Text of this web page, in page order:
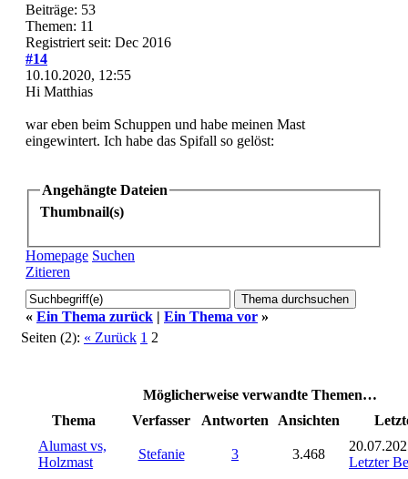
Beiträge: 53
Themen: 11
Registriert seit: Dec 2016
#14
10.10.2020, 12:55
Hi Matthias
war eben beim Schuppen und habe meinen Mast
eingewintert. Ich habe das Spifall so gelöst:
Angehängte Dateien
Thumbnail(s)
Homepage Suchen
Zitieren
« Ein Thema zurück Ein Thema vor »
Seiten (2): « Zurück 1 2
Möglicherweise verwandte Themen…
Thema
Verfasser Antworten Ansichten
Alumast vs,
Holzmast
Stefanie 3 3.468
Letzter